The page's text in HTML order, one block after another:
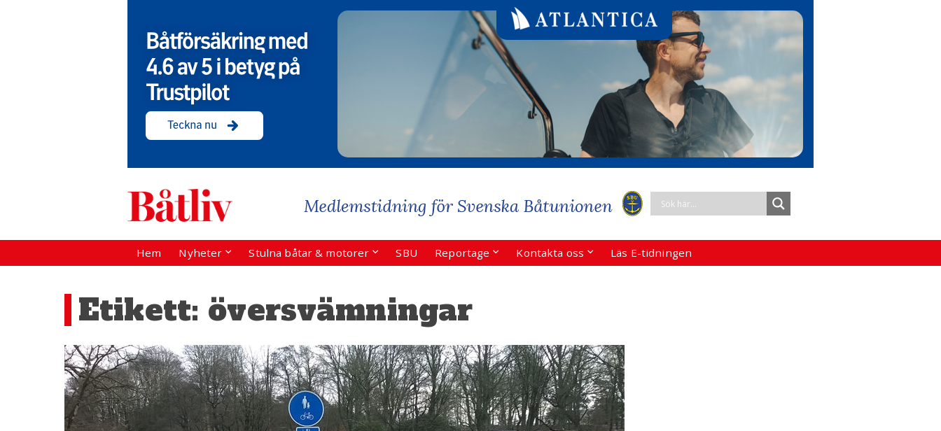
Hem Nyheter Stulna båtar & motorer SBU Reportage Kontakta oss Läs E-tidningen
Etikett: översvämningar